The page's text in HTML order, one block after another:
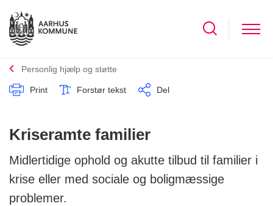
Personlig hjælp og støtte
Print Forstør tekst Del
Kriseramte familier
Midlertidige ophold og akutte tilbud til familier i
krise eller med sociale og boligmæssige
problemer.